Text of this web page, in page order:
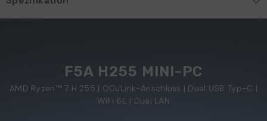
F5A H255 MINI-PC
AMD Ryzen™ 7 H 255 | OCuLink-Anschluss | Dual USB Typ-C |
WiFi 6E | Dual LAN